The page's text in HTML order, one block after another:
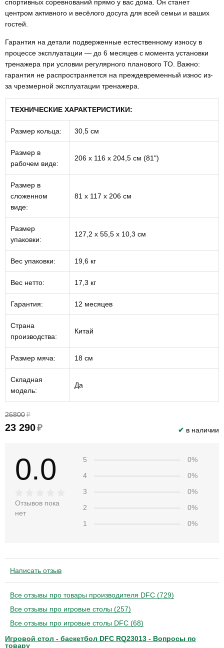
спортивных соревнований прямо у вас дома. Он станет
центром активного и весёлого досуга для всей семьи и ваших
гостей.
Гарантия на детали подверженные естественному износу в
процессе эксплуатации — до 6 месяцев с момента установки
тренажера при условии регулярного планового ТО. Важно:
гарантия не распространяется на преждевременный износ из-
за чрезмерной эксплуатации тренажера.
ТЕХНИЧЕСКИЕ ХАРАКТЕРИСТИКИ:
Размер кольца: 30,5 см
Размер в
рабочем виде:
206 x 116 x 204,5 см (81")
Размер в
сложенном
виде:
81 х 117 х 206 см
Размер
упаковки:
127,2 x 55,5 x 10,3 см
Вес упаковки: 19,6 кг
Вес нетто: 17,3 кг
Гарантия: 12 месяцев
Страна
производства:
Китай
Размер мяча: 18 см
Складная
модель:
Да
26800 ₽
23 290₽ ✔ в наличии
0.0
Отзывов пока
нет
5
0%
4
0%
3
0%
2
0%
1
0%
Написать отзыв
Все отзывы про товары производителя DFC (729)
Все отзывы про игровые столы (257)
Все отзывы про игровые столы DFC (68)
Игровой стол - баскетбол DFC RQ23013 - Вопросы по
товару